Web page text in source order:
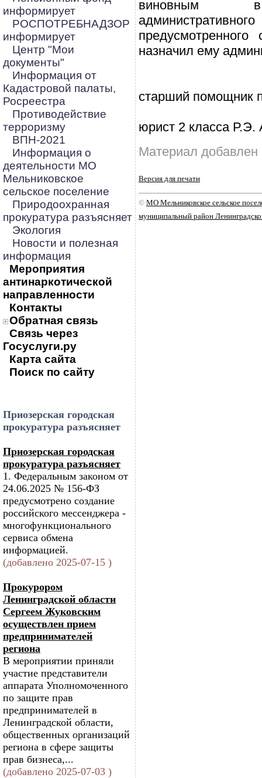
информирует
РОСПОТРЕБНАДЗОР
информирует
Центр "Мои
документы"
Информация от
Кадастровой палаты,
Росреестра
Противодействие
терроризму
ВПН-2021
Информация о
деятельности МО
Мельниковское
сельское поселение
Природоохранная
прокуратура разъясняет
Экология
Новости и полезная
информация
Мероприятия
антинаркотической
направленности
Контакты
Обратная связь
Связь через
Госуслуги.ру
Карта сайта
Поиск по сайту
Приозерская городская
прокуратура разъясняет
Приозерская городская
прокуратура разъясняет
1. Федеральным законом от
24.06.2025 № 156-ФЗ
предусмотрено создание
российского мессенджера -
многофункционального
сервиса обмена
информацией.
(добавлено 2025-07-15 )
Прокурором
Ленинградской области
Сергеем Жуковским
осуществлен прием
предпринимателей
региона
В мероприятии приняли
участие представители
аппарата Уполномоченного
по защите прав
предпринимателей в
Ленинградской области,
общественных организаций
региона в сфере защиты
прав бизнеса,...
(добавлено 2025-07-03 )
виновным
назначил ему
старший помощник
юрист 2 класса Р.Э.
Материал добавлен
Версия для печати
© МО Мельниковское сельское
муниципальный район